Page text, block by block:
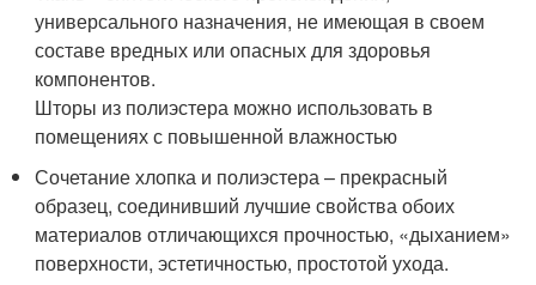
универсального назначения, не имеющая в своем
составе вредных или опасных для здоровья
компонентов.
Шторы из полиэстера можно использовать в
помещениях с повышенной влажностью
Сочетание хлопка и полиэстера – прекрасный
образец, соединивший лучшие свойства обоих
материалов отличающихся прочностью, «дыханием»
поверхности, эстетичностью, простотой ухода.